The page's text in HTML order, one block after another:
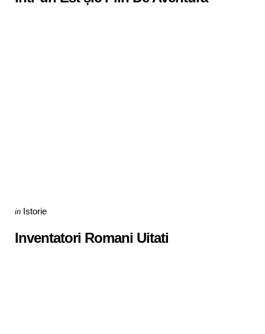
Categories
Posted
in Istorie
Inventatori Romani Uitati